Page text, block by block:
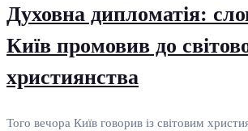
Духовна дипломатія:
Київ промовив до
християнства
Того вечора Київ говорив із світовим